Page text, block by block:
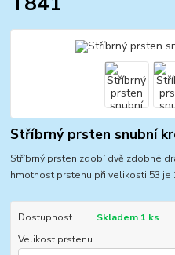
Stříbrný prsten snubní
Stříbrný prsten zdobí dvě zdobné
hmotnost prstenu při velikosti 53 je
Dostupnost
Skladem 1 ks
Velikost prstenu